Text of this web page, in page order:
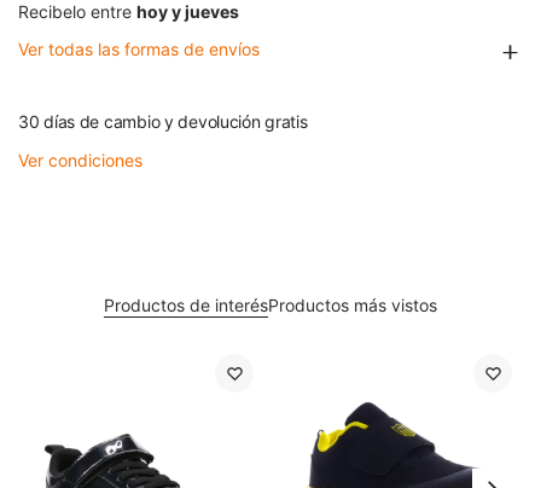
Recibelo entre hoy y jueves
Ver todas las formas de envíos
30 días de cambio y devolución gratis
Ver condiciones
Productos de interésProductos más vistos